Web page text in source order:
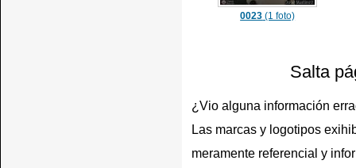
0023 (1 foto)
Salta
¿Vio alguna información
Las marcas y logotipos
meramente referencial y